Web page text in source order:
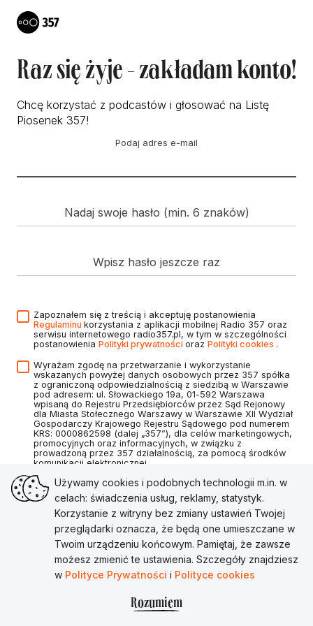
Raz się żyje - zakładam konto!
Chcę korzystać z podcastów i głosować na Listę
Piosenek 357!
Podaj adres e-mail
Nadaj swoje hasło (min. 6 znaków)
Wpisz hasło jeszcze raz
Zapoznałem się z treścią i akceptuję postanowienia
Regulaminu korzystania z aplikacji mobilnej Radio 357 oraz
serwisu internetowego radio357.pl, w tym w szczególności
postanowienia Polityki prywatności oraz Polityki cookies .
Wyrażam zgodę na przetwarzanie i wykorzystanie
wskazanych powyżej danych osobowych przez 357 spółka
z ograniczoną odpowiedzialnością z siedzibą w Warszawie
pod adresem: ul. Słowackiego 19a, 01-592 Warszawa
wpisaną do Rejestru Przedsiębiorców przez Sąd Rejonowy
dla Miasta Stołecznego Warszawy w Warszawie XII Wydział
Gospodarczy Krajowego Rejestru Sądowego pod numerem
KRS: 0000862598 (dalej „357”), dla celów marketingowych,
promocyjnych oraz informacyjnych, w związku z
prowadzoną przez 357 działalnością, za pomocą środków
komunikacji elektronicznej.
Utwórz konto
Masz już konto?Zaloguj się
Używamy cookies i podobnych technologii m.in. w
celach: świadczenia usług, reklamy, statystyk.
Korzystanie z witryny bez zmiany ustawień Twojej
przeglądarki oznacza, że będą one umieszczane w
Twoim urządzeniu końcowym. Pamiętaj, że zawsze
możesz zmienić te ustawienia. Szczegóły znajdziesz
w Polityce Prywatności i Polityce cookies
Rozumiem